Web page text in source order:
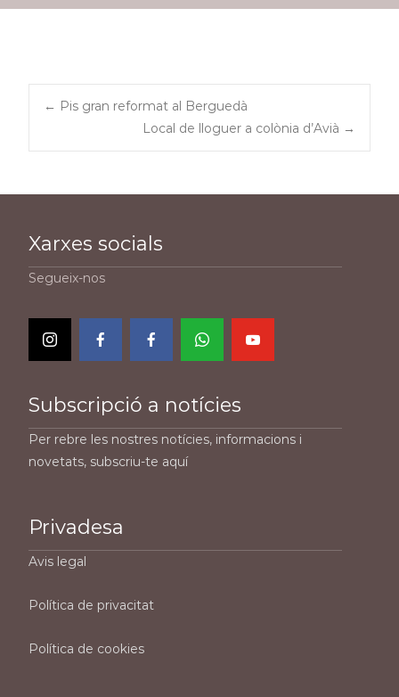
Post
← Pis gran reformat al Berguedà
Local de lloguer a colònia d’Avià →
Xarxes socials
Segueix-nos
Subscripció a notícies
Per rebre les nostres notícies, informacions i
novetats, subscriu-te aquí
Privadesa
Avis legal
Política de privacitat
Política de cookies